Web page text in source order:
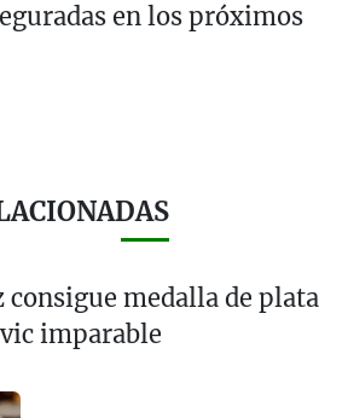
en los próximos
consigue medalla de plata
imparable